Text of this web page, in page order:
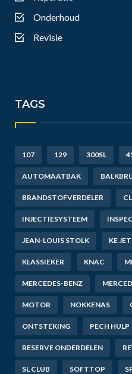
Onderhoud
Revisie
TAGS
107 129 300SL
AUTOMAATBAK
BRANDSTOFVERDELER
INJECTIESYSTEEM
JEAN-LOUIS STOLK KE
KLASSIEKER KNAC
MERCEDES-BENZ
MOTOR NOKKENAS
ONTSTEKING PECH HULP
RESERVE ONDERDELEN
SL CLUB SOFTTOP